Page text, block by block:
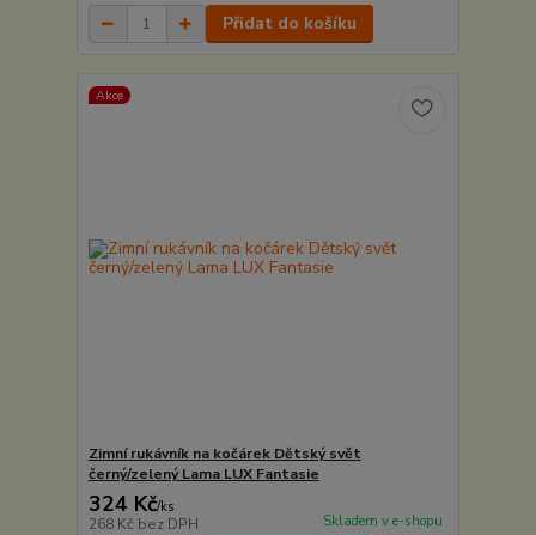
Přidat do košíku
Akce
Zimní rukávník na kočárek Dětský svět
černý/zelený Lama LUX Fantasie
324 Kč/ks
268 Kč bez DPH Skladem v e-shopu